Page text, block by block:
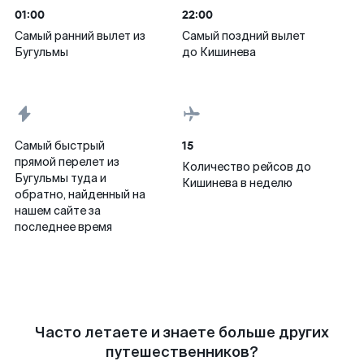
01:00
Самый ранний вылет из
Бугульмы
22:00
Самый поздний вылет
до Кишинева
Самый быстрый
прямой перелет из
Бугульмы туда и
обратно, найденный на
нашем сайте за
последнее время
15
Количество рейсов до
Кишинева в неделю
Часто летаете и знаете больше других
путешественников?